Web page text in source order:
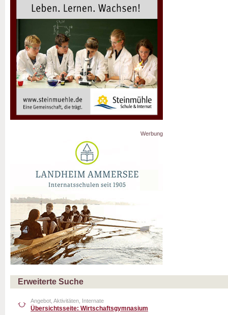
Werbung
Erweiterte Suche
Angebot, Aktivitäten, Internate
Übersichtsseite: Wirtschaftsgymnasium